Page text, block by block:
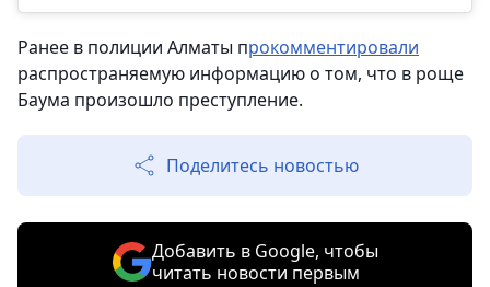
Ранее в полиции Алматы прокомментировали
распространяемую информацию о том, что в роще
Баума произошло преступление.
Поделитесь новостью
Добавить в Google, чтобы
читать новости первым